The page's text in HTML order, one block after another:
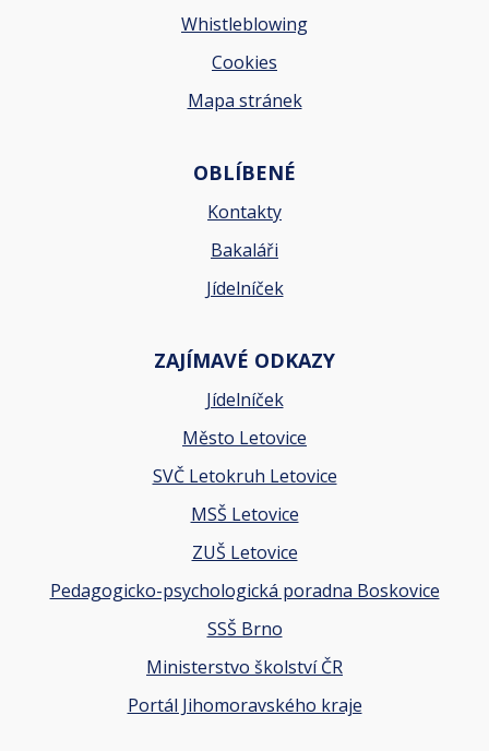
Whistleblowing
Cookies
Mapa stránek
OBLÍBENÉ
Kontakty
Bakaláři
Jídelníček
ZAJÍMAVÉ ODKAZY
Jídelníček
Město Letovice
SVČ Letokruh Letovice
MSŠ Letovice
ZUŠ Letovice
Pedagogicko-psychologická poradna Boskovice
SSŠ Brno
Ministerstvo školství ČR
Portál Jihomoravského kraje